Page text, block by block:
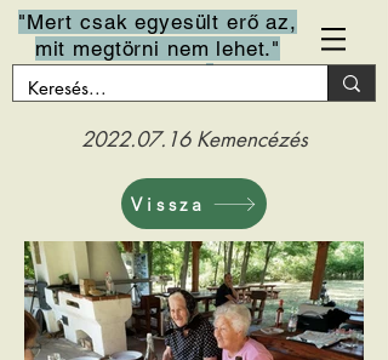
"Mert csak egyesült erő az,
mit megtörni nem lehet."
2022.07.16Kemencézés
Vissza